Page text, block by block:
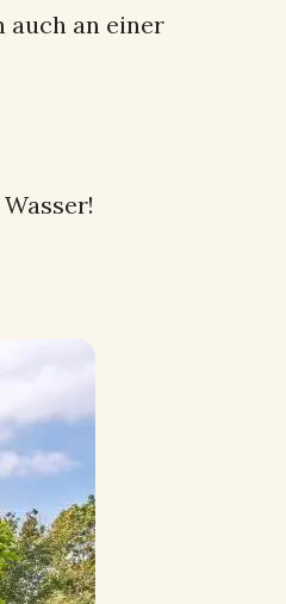
auch an einer